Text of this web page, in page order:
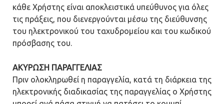
κάθε Χρήστης είναι αποκλειστικά υπεύθυνος για όλες
τις πράξεις, που διενεργούνται μέσω της διεύθυνσης
του ηλεκτρονικού του ταχυδρομείου και του κωδικού
πρόσβασης του.
ΑΚΥΡΩΣΗ ΠΑΡΑΓΓΕΛΙΑΣ
Πριν ολοκληρωθεί η παραγγελία, κατά τη διάρκεια της
ηλεκτρονικής διαδικασίας της παραγγελίας ο Χρήστης